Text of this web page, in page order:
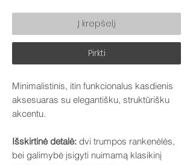
Į krepšelį
Pirkti
Minimalistinis, itin funkcionalus kasdienis
aksesuaras su elegantišku, struktūrišku
akcentu.
Išskirtinė detalė: dvi trumpos rankenėlės,
bei galimybė įsigyti nuimamą klasikinį